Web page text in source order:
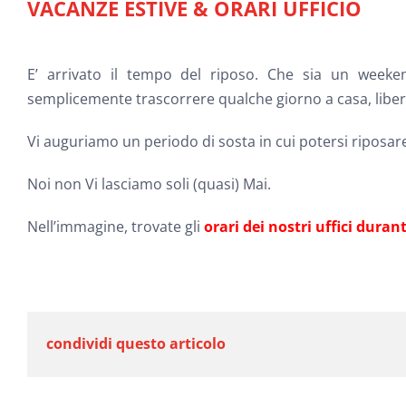
VACANZE ESTIVE & ORARI UFFICIO
E’ arrivato il tempo del riposo. Che sia un
semplicemente trascorrere qualche giorno a casa,
Vi auguriamo un periodo di sosta in cui potersi
Noi non Vi lasciamo soli (quasi) Mai.
Nell’immagine, trovate gli orari dei nostri uffici
condividi questo articolo